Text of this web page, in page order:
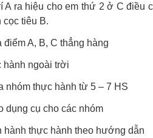
A ra hiệu cho em thứ 2 ở C điều
cọc tiêu B.
điểm A, B, C thẳng hàng
hành ngoài trời
nhóm thực hành từ 5 – 7 HS
dụng cụ cho các nhóm
hành thực hành theo hướng dẫn